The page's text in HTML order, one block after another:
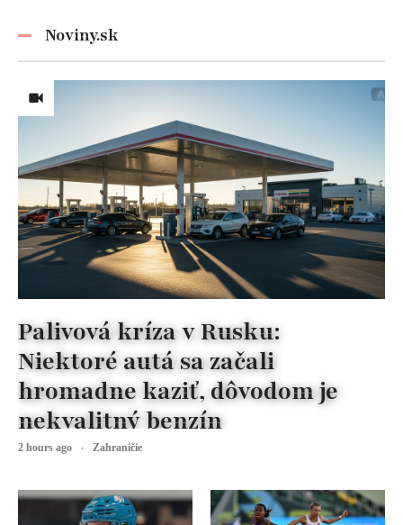
Noviny.sk
Palivová kríza v Rusku:
Niektoré autá sa začali
hromadne kaziť, dôvodom je
nekvalitný benzín
2 hours ago Zahraničie